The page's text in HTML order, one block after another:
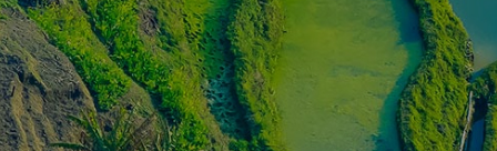
自由鹰ZP 自由鹰DP（3WQFDP-1 自由鹰